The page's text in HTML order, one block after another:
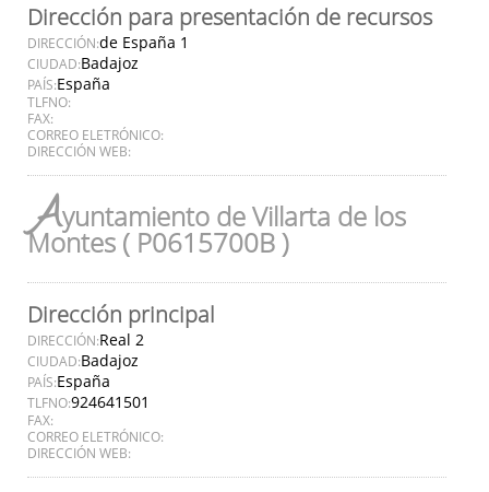
Dirección para presentación de recursos
DIRECCIÓN:de España 1
CIUDAD:Badajoz
PAÍS:España
TLFNO:
FAX:
CORREO ELETRÓNICO:
DIRECCIÓN WEB:
Ayuntamiento de Villarta de los
Montes ( P0615700B )
Dirección principal
DIRECCIÓN:Real 2
CIUDAD:Badajoz
PAÍS:España
TLFNO:924641501
FAX:
CORREO ELETRÓNICO:
DIRECCIÓN WEB: